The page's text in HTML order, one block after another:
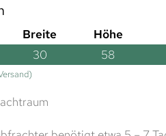
Breite Höhe
30 58